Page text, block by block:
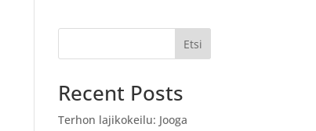
Etsi
Recent Posts
Terhon lajikokeilu: Jooga